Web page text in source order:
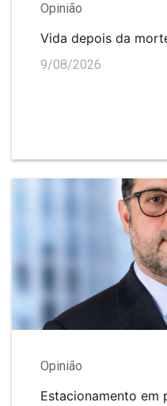
Opinião
Vida depois da
9/08/2026
Opinião
Estacionamento em